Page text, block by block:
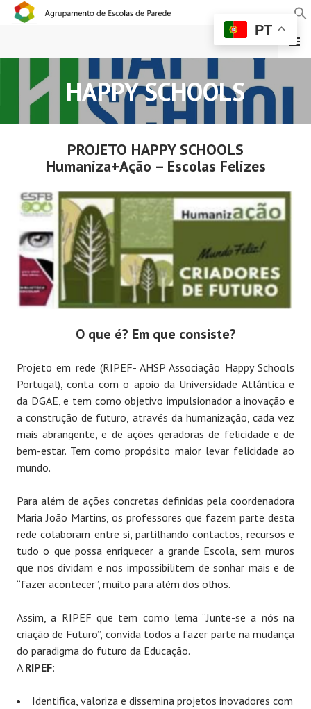
AGRUPAMENTO DE
ESCOLAS DE PAREDE
MENU
HAPPY SCHOOLS
PROJETO HAPPY SCHOOLS
Humaniza+Ação – Escolas Felizes
O que é? Em que consiste?
Projeto em rede (RIPEF- AHSP Associação Happy Schools
Portugal), conta com o apoio da Universidade Atlântica e
da DGAE, e tem como objetivo impulsionador a inovação e
a construção de futuro, através da humanização, cada vez
mais abrangente, e de ações geradoras de felicidade e de
bem-estar. Tem como propósito maior levar felicidade ao
mundo.
Para além de ações concretas definidas pela coordenadora
Maria João Martins, os professores que fazem parte desta
rede colaboram entre si, partilhando contactos, recursos e
tudo o que possa enriquecer a grande Escola, sem muros
que nos dividam e nos impossibilitem de sonhar mais e de
“fazer acontecer”, muito para além dos olhos.
Assim, a RIPEF que tem como lema “Junte-se a nós na
criação de Futuro”, convida todos a fazer parte na mudança
do paradigma do futuro da Educação.
A RIPEF:
Identifica, valoriza e dissemina projetos inovadores com
PT